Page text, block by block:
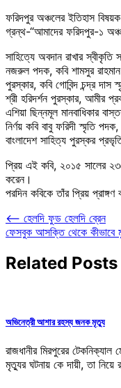
ফরিদপুর অঞ্চলের ইতিহাস
গ্রন্থ-“আমাদের ফরিদপুর-১
সাহিত্যে অবদান রাখার
নজরুল পদক, কবি শামসুর রাহমান
পুরস্কার, কবি গোবিন্দ চন্দ্র দাস
শ্রী হরিদর্শন পুরস্কার, আমীর
এশিয়া ছিন্নমূল মানবাধিকার
নির্ণয় কবি বাবু ফরিদী স্মৃতি
বাংলাদেশ সাহিত্য পুরস্কর
প্রিয় এই কবি, ২০১৫ সালের
করেন।
পরদিন কবিকে তাঁর প্রিয় প্রাঙ্গণ
Post
navigation
⟵ হেলদি ফুড হেলদি ব্রেন
ফেসবুক আসক্তি থেকে কীভাবে
Related Posts
অভিনেত্রী আশার রহস্য জনক মৃত্যু
রাজধানীর মিরপুরের
মৃত্যুর ঘটনায় কে দায়ী, তা